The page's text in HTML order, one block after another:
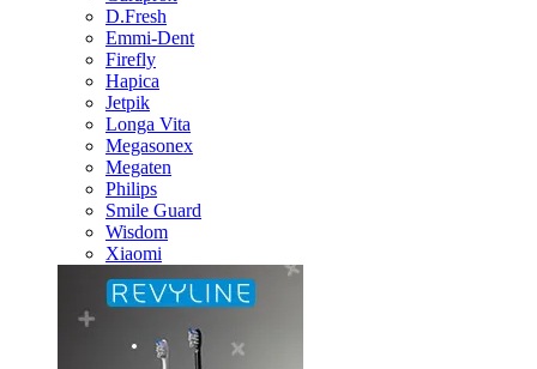
D.Fresh
Emmi-Dent
Firefly
Hapica
Jetpik
Longa Vita
Megasonex
Megaten
Philips
Smile Guard
Wisdom
Xiaomi